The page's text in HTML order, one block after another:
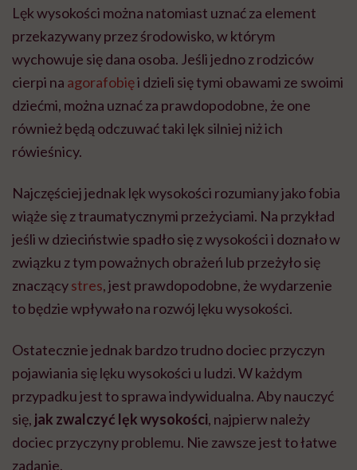
Lęk wysokości można natomiast uznać za element
przekazywany przez środowisko, w którym
wychowuje się dana osoba. Jeśli jedno z rodziców
cierpi na agorafobięi dzieli się tymi obawami ze swoimi
dziećmi, można uznać za prawdopodobne, że one
również będą odczuwać taki lęk silniej niż ich
rówieśnicy.
Najczęściej jednak lęk wysokości rozumiany jako fobia
wiąże się z traumatycznymi przeżyciami. Na przykład
jeśli w dzieciństwie spadło się z wysokości i doznało w
związku z tym poważnych obrażeń lub przeżyło się
znaczącystres, jest prawdopodobne, że wydarzenie
to będzie wpływało na rozwój lęku wysokości.
Ostatecznie jednak bardzo trudno dociec przyczyn
pojawiania się lęku wysokości u ludzi. W każdym
przypadku jest to sprawa indywidualna. Aby nauczyć
się, jak zwalczyć lęk wysokości, najpierw należy
dociec przyczyny problemu. Nie zawsze jest to łatwe
zadanie.